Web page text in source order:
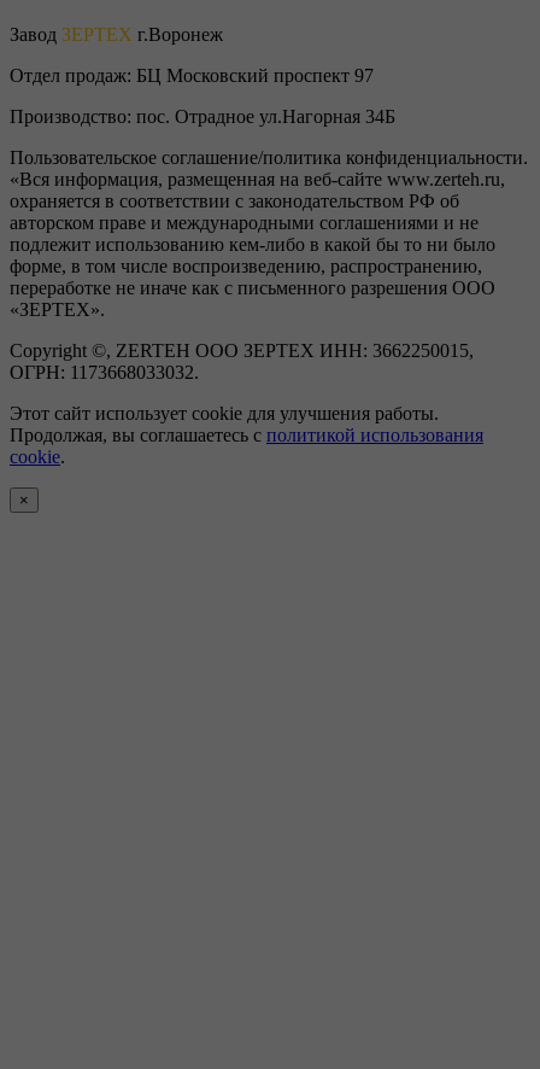
Завод ЗЕРТЕХ г.Воронеж
Отдел продаж: БЦ Московский проспект 97
Производство: пос. Отрадное ул.Нагорная 34Б
Пользовательское соглашение/политика конфиденциальности.
«Вся информация, размещенная на веб-сайте www.zerteh.ru,
охраняется в соответствии с законодательством РФ об
авторском праве и международными соглашениями и не
подлежит использованию кем-либо в какой бы то ни было
форме, в том числе воспроизведению, распространению,
переработке не иначе как с письменного разрешения ООО
«ЗЕРТЕХ».
Copyright ©, ZERTEH ООО ЗЕРТЕХ ИНН: 3662250015,
ОГРН: 1173668033032.
Этот сайт использует cookie для улучшения работы.
Продолжая, вы соглашаетесь с политикой использования
cookie.
×